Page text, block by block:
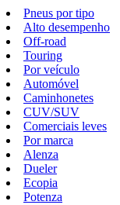
Pneus por tipo
Alto desempenho
Off-road
Touring
Por veículo
Automóvel
Caminhonetes
CUV/SUV
Comerciais leves
Por marca
Alenza
Dueler
Ecopia
Potenza